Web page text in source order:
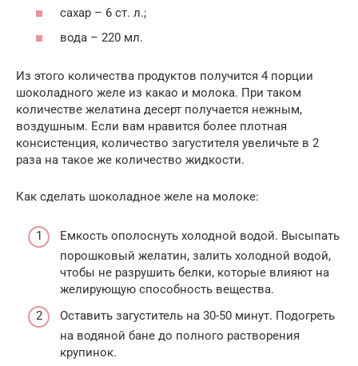
сахар – 6 ст. л.;
вода – 220 мл.
Из этого количества продуктов получится 4 порции
шоколадного желе из какао и молока. При таком
количестве желатина десерт получается нежным,
воздушным. Если вам нравится более плотная
консистенция, количество загустителя увеличьте в 2
раза на такое же количество жидкости.
Как сделать шоколадное желе на молоке:
Емкость ополоснуть холодной водой. Высыпать
порошковый желатин, залить холодной водой,
чтобы не разрушить белки, которые влияют на
желирующую способность вещества.
Оставить загуститель на 30-50 минут. Подогреть
на водяной бане до полного растворения
крупинок.